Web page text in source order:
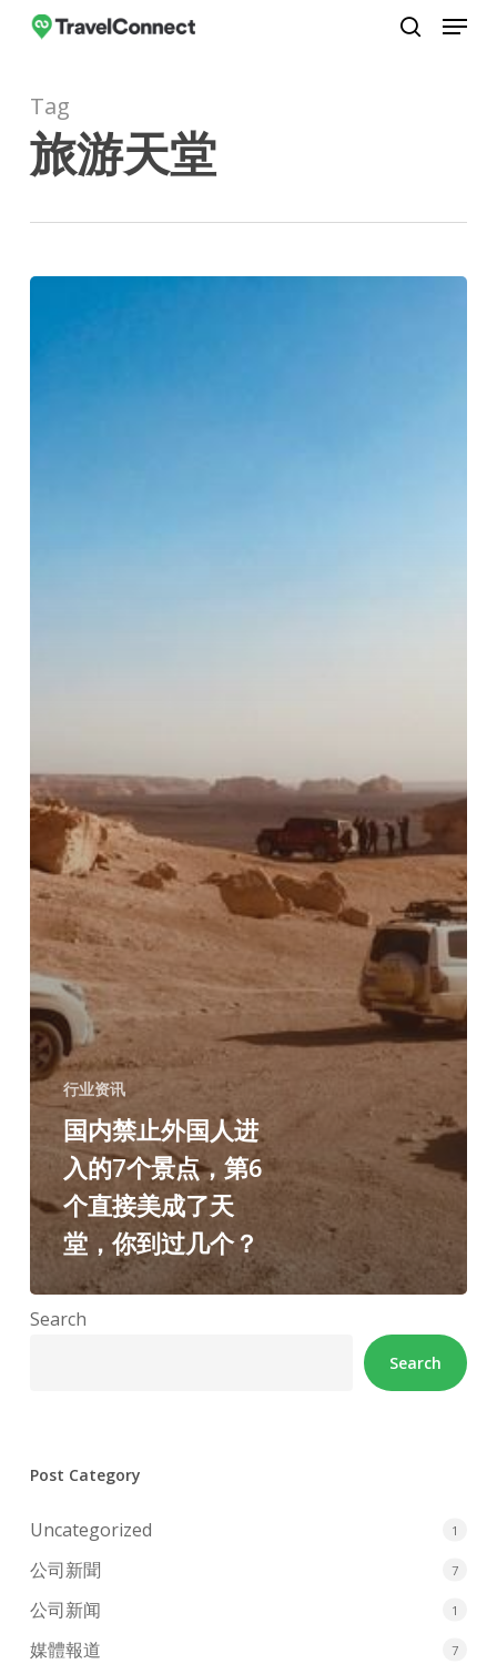
Skip
content
Menu
Tag
旅游天堂
行业资讯
国内禁止外国人进
入的7个景点，第6
个直接美成了天
堂，你到过几个？
Search
Search
Post Category
Uncategorized 1
公司新聞 7
公司新闻 1
媒體報道 7